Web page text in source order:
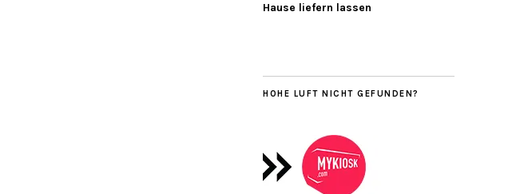
Hause liefern lassen
HOHE LUFT NICHT GEFUNDEN?